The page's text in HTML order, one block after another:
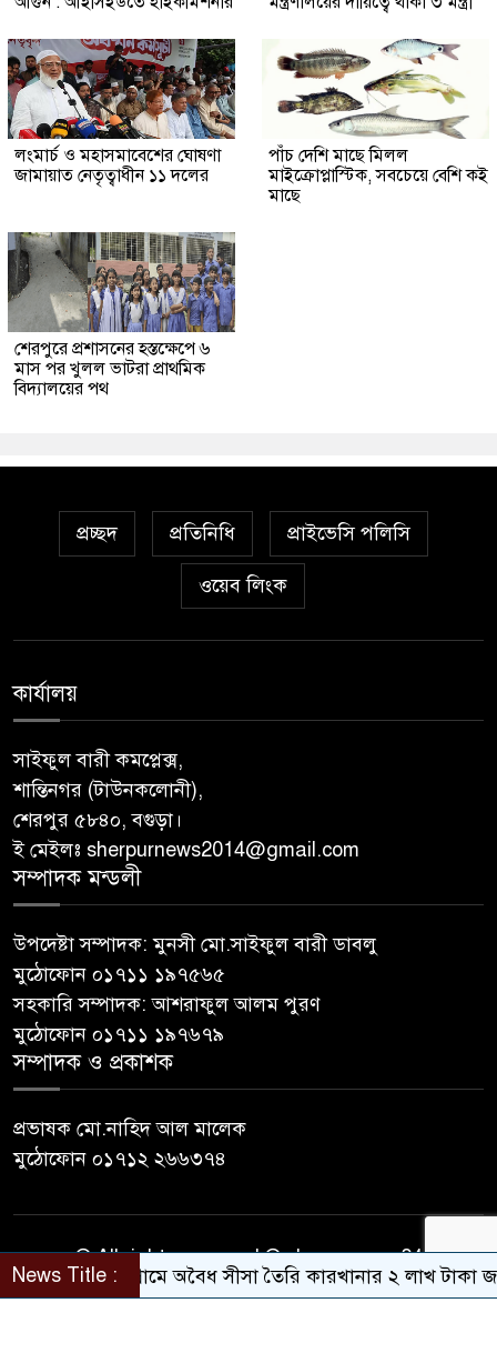
লংমার্চ ও মহাসমাবেশের ঘোষণা
জামায়াত নেতৃত্বাধীন ১১ দলের
পাঁচ দেশি মাছে মিলল
মাইক্রোপ্লাস্টিক, সবচেয়ে বেশি কই
মাছে
শেরপুরে প্রশাসনের হস্তক্ষেপে ৬
মাস পর খুলল ভাটরা প্রাথমিক
বিদ্যালয়ের পথ
প্রচ্ছদ প্রতিনিধি প্রাইভেসি পলিসি
ওয়েব লিংক
কার্যালয়
সাইফুল বারী কমপ্লেক্স,
শান্তিনগর (টাউনকলোনী),
শেরপুর ৫৮৪০, বগুড়া।
ই মেইলঃ sherpurnews2014@gmail.com
সম্পাদক মন্ডলী
উপদেষ্টা সম্পাদক: মুনসী মো.সাইফুল বারী ডাবলু
মুঠোফোন ০১৭১১ ১৯৭৫৬৫
সহকারি সম্পাদক: আশরাফুল আলম পুরণ
মুঠোফোন ০১৭১১ ১৯৭৬৭৯
সম্পাদক ও প্রকাশক
প্রভাষক মো.নাহিদ আল মালেক
মুঠোফোন ০১৭১২ ২৬৬৩৭৪
© All rights reserved © sherpurnews24
Developer Contact
News Title :
নন্দীগ্রামে অবৈধ সীসা তৈরি কারখানার ২ লাখ টাকা জরিমানা